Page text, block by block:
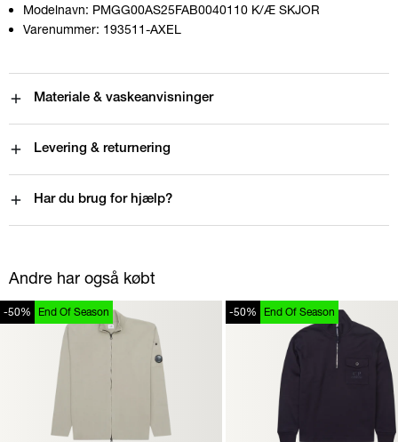
Modelnavn: PMGG00AS25FAB0040110 K/Æ SKJOR
Varenummer: 193511-AXEL
Materiale & vaskeanvisninger
Levering & returnering
Har du brug for hjælp?
Andre har også købt
-50% End Of Season -50% End Of Season